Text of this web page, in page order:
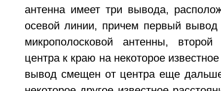
антенна имеет три вывода,
осевой линии, причем первый вывод
микрополосковой антенны,
центра к краю на некоторое
вывод смещен от центра еще